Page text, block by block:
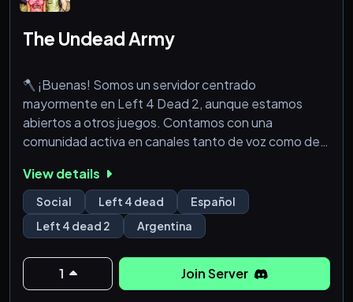
The Undead Army
🪓 ¡Buenas! Somos un servidor centrado
mayormente en Left 4 Dead 2, aunque estamos
abiertos a otros juegos. Contamos con una
comunidad activa en canales tanto de voz como de
administrar el servidor y asegurarse de que sea un
lugar agradable, libre de toxicidad.
Es importante aclarar que para formar parte de este
servidor es necesario leer y seguir las reglas (además
de tener un poco de buen humor, tranca que somos
adole
View details
Social Left 4 dead
Español
Left 4 dead 2
Argentina
1 Join Server